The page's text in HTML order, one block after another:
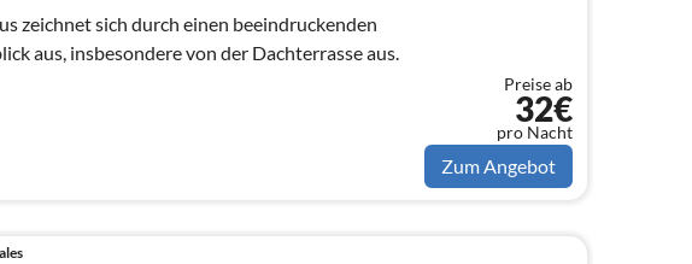
zeichnet sich durch einen beeindruckenden
aus, insbesondere von der Dachterrasse aus.
Preise ab
32€
pro Nacht
Zum Angebot